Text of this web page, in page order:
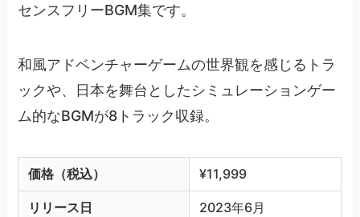
センスフリーBGM集です。
和風アドベンチャーゲームの世界観を感じるトラ
ックや、日本を舞台としたシミュレーションゲー
ム的なBGMが8トラック収録。
価格（税込） ¥11,999
リリース日 2023年6月